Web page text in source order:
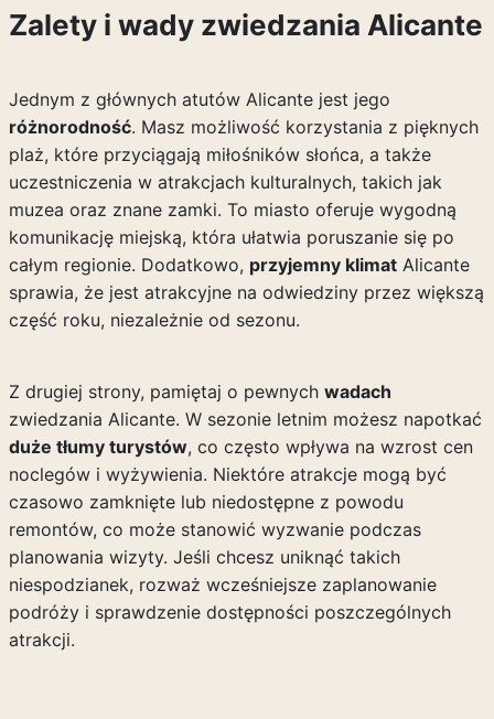
Zalety i wady zwiedzania Alicante
Jednym z głównych atutów Alicante jest jego
różnorodność. Masz możliwość korzystania z pięknych
plaż, które przyciągają miłośników słońca, a także
uczestniczenia w atrakcjach kulturalnych, takich jak
muzea oraz znane zamki. To miasto oferuje wygodną
komunikację miejską, która ułatwia poruszanie się po
całym regionie. Dodatkowo, przyjemny klimatAlicante
sprawia, że jest atrakcyjne na odwiedziny przez większą
część roku, niezależnie od sezonu.
Z drugiej strony, pamiętaj o pewnych wadach
zwiedzania Alicante. W sezonie letnim możesz napotkać
duże tłumy turystów, co często wpływa na wzrost cen
noclegów i wyżywienia. Niektóre atrakcje mogą być
czasowo zamknięte lub niedostępne z powodu
remontów, co może stanowić wyzwanie podczas
planowania wizyty. Jeśli chcesz uniknąć takich
niespodzianek, rozważ wcześniejsze zaplanowanie
podróży i sprawdzenie dostępności poszczególnych
atrakcji.